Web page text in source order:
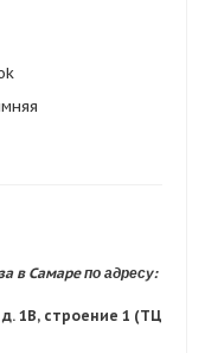
в Самарепо адресу:
1В, строение 1 (ТЦ